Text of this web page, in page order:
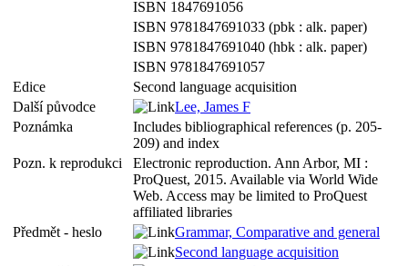
ISBN 1847691056
ISBN 9781847691033 (pbk : alk. paper)
ISBN 9781847691040 (hbk : alk. paper)
ISBN 9781847691057
Edice
Second language acquisition
Další původce
Lee, James F
Poznámka
Includes bibliographical references (p. 205-
209) and index
Pozn. k reprodukci
Electronic reproduction. Ann Arbor, MI :
ProQuest, 2015. Available via World Wide
Web. Access may be limited to ProQuest
affiliated libraries
Předmět - heslo
Grammar, Comparative and general
Second language acquisition